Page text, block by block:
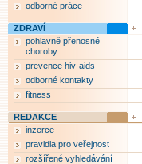
odborné práce
ZDRAVÍ
pohlavně přenosné
choroby
prevence hiv-aids
odborné kontakty
fitness
REDAKCE
inzerce
pravidla pro veřejnost
rozšířené vyhledávání